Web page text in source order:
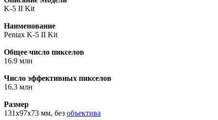
K-5 II Kit
Наименование
Pentax K-5 II Kit
Общее число пикселов
16.9 млн
Число эффективных пикселов
16.3 млн
Размер
131x97x73 мм, без объектива